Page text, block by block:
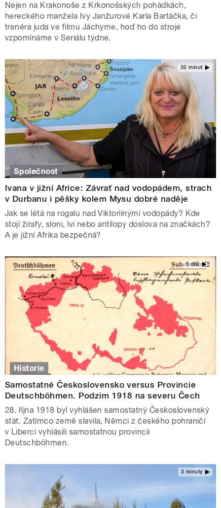
Nejen na Krakonoše z Krkonošských pohádkách,
hereckého manžela Ivy Janžurové Karla Bartáčka, či
trenéra juda ve filmu Jáchyme, hoď ho do stroje
vzpomínáme v Seriálu týdne.
30 minut
Společnost
Ivana v jižní Africe: Závrať nad vodopádem, strach
v Durbanu i pěšky kolem Mysu dobré naděje
Jak se létá na rogalu nad Viktoriinými vodopády? Kde
stojí žirafy, sloni, lvi nebo antilopy doslova na značkách?
A je jižní Afrika bezpečná?
5 dílů
Historie
Samostatné Československo versus Provincie
Deutschböhmen. Podzim 1918 na severu Čech
28. října 1918 byl vyhlášen samostatný Československý
stát. Zatímco země slavila, Němci z českého pohraničí
v Liberci vyhlásili samostatnou provincii
Deutschböhmen.
3 minuty